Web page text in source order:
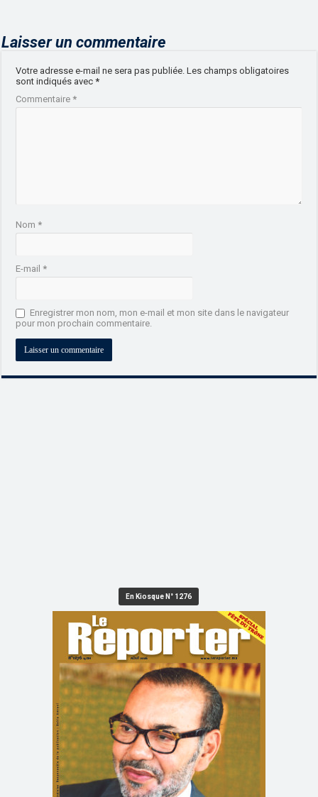
Laisser un commentaire
Votre adresse e-mail ne sera pas publiée. Les champs obligatoires
sont indiqués avec*
Commentaire*
Nom*
E-mail*
Enregistrer mon nom, mon e-mail et mon site dans le navigateur
pour mon prochain commentaire.
En Kiosque N° 1276